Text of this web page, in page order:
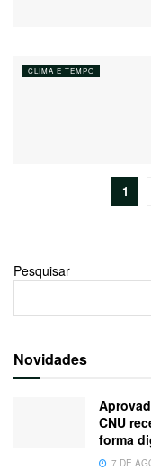
CLIMA E TEMPO
1
Pesquisar
Novidades
CNU
forma
7 DE